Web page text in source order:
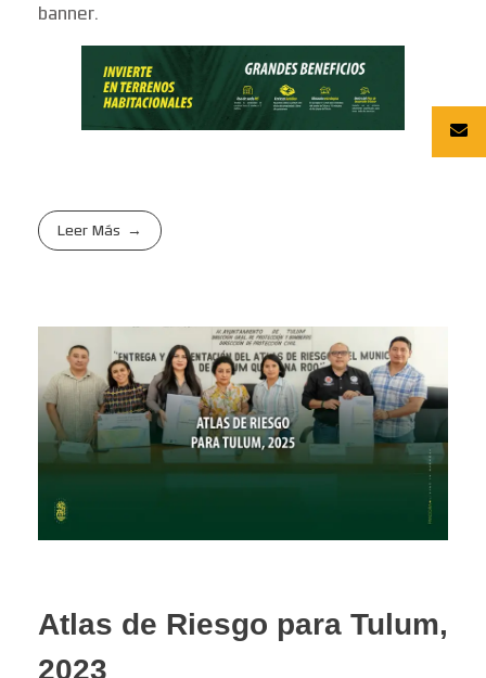
banner.
Leer Más
Atlas de Riesgo para Tulum,
2023